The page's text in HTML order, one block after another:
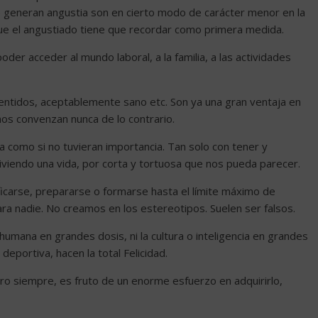
angustia son en cierto modo de carácter menor en la
el angustiado tiene que recordar como primera medida.
acceder al mundo laboral, a la familia, a las actividades
aceptablemente sano etc. Son ya una gran ventaja en
convenzan nunca de lo contrario.
si no tuvieran importancia. Tan solo con tener y
una vida, por corta y tortuosa que nos pueda parecer.
prepararse o formarse hasta el límite máximo de
nadie. No creamos en los estereotipos. Suelen ser falsos.
en grandes dosis, ni la cultura o inteligencia en grandes
hacen la total Felicidad.
siempre, es fruto de un enorme esfuerzo en adquirirlo,